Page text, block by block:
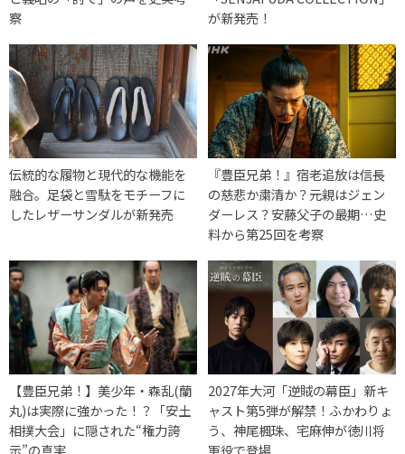
察
が新発売！
伝統的な履物と現代的な機能を
融合。足袋と雪駄をモチーフに
したレザーサンダルが新発売
『豊臣兄弟！』宿老追放は信長
の慈悲か粛清か？元親はジェン
ダーレス？安藤父子の最期…史
料から第25回を考察
【豊臣兄弟！】美少年・森乱(蘭
丸)は実際に強かった！？「安土
相撲大会」に隠された“権力誇
示”の真実
2027年大河「逆賊の幕臣」新キ
ャスト第5弾が解禁！ふかわりょ
う、神尾楓珠、宅麻伸が徳川将
軍役で登場